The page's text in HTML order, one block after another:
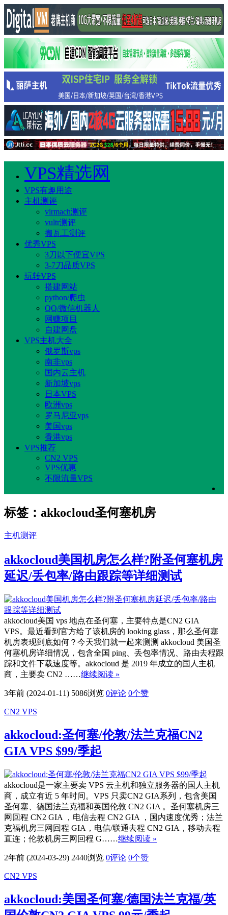
VPS精选网
VPS有趣用途
主机测评
virmach测评
vultr测评
搬瓦工测评
优秀VPS
3刀以下便宜VPS
3-7刀品质VPS
玩转VPS
搭建网站
python/爬虫
QQ/微信机器人
网赚项目
自建网盘
VPS主机大全
俄罗斯vps
南非vps
国内云主机
新加坡vps
日本VPS
欧洲vps
罗马尼亚vps
美国vps
香港vps
VPS推荐
CN2 VPS
VPS优惠
不限流量VPS
标签：akkocloud圣何塞机房
主机测评
akkocloud美国机房怎么样?附圣何塞机房
延迟/丢包率/路由跟踪等详细测试
akkocloud美国 vps 地点在圣何塞，主要特点是CN2 GIA
VPS。最近看到官方给了该机房的 looking glass，那么圣何塞
机房表现到底如何？今天我们就一起来测测 akkocloud 美国圣
何塞机房详细情况，包含全国 ping、丢包率情况、路由去程跟
踪和文件下载速度等。akkocloud 是 2019 年成立的国人主机
商，主要卖 CN2 ……继续阅读 »
3年前 (2024-01-11) 5086浏览 0评论 0个赞
CN2 VPS
akkocloud:圣何塞/伦敦/法兰克福CN2
GIA VPS $99/季起
akkocloud是一家主要卖 VPS 云主机和独立服务器的国人主机
商，成立有近 5 年时间。VPS 只卖CN2 GIA系列，包含美国
圣何塞、德国法兰克福和英国伦敦 CN2 GIA 。圣何塞机房三
网回程 CN2 GIA ，电信去程 CN2 GIA ，国内速度优秀；法兰
克福机房三网回程 GIA，电信/联通去程 CN2 GIA，移动去程
直连；伦敦机房三网回程 G……继续阅读 »
2年前 (2024-03-29) 2440浏览 0评论 0个赞
CN2 VPS
akkocloud:美国圣何塞/德国法兰克福/英